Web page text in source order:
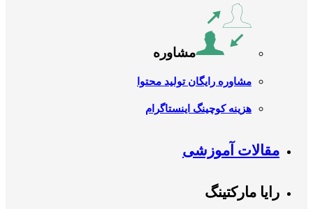
مشاوره
مشاوره رایگان تولید محتوا
هزینه کوچینگ اینستاگرام
مقالات آموزشی
رایا مارکتینگ